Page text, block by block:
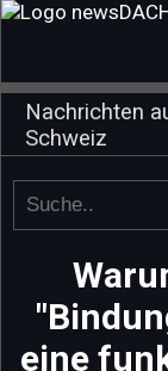
Nachrichten
Schweiz
eine